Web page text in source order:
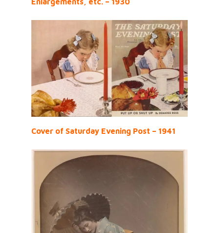
Cover of Saturday Evening Post – 1941